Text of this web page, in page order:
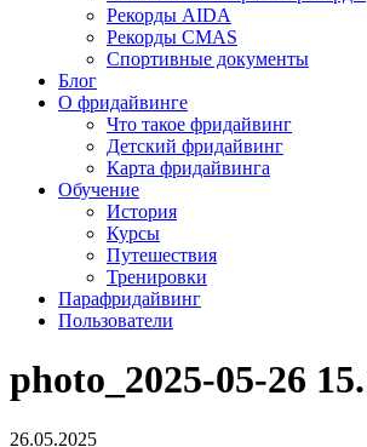
Рекорды AIDA
Рекорды CMAS
Спортивные документы
Блог
О фридайвинге
Что такое фридайвинг
Детский фридайвинг
Карта фридайвинга
Обучение
История
Курсы
Путешествия
Тренировки
Парафридайвинг
Пользователи
photo_2025-05-26
26.05.2025